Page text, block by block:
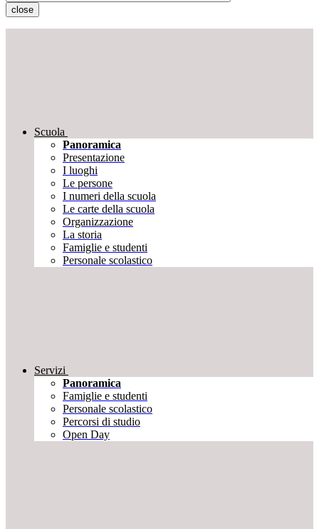
close
Scuola
Panoramica
Presentazione
I luoghi
Le persone
I numeri della scuola
Le carte della scuola
Organizzazione
La storia
Famiglie e studenti
Personale scolastico
Servizi
Panoramica
Famiglie e studenti
Personale scolastico
Percorsi di studio
Open Day